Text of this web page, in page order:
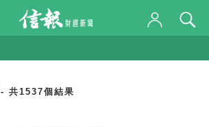
- 共1537個結果